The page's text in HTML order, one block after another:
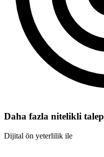
Daha fazla nitelikli talep
Dijital ön yeterlilik ile